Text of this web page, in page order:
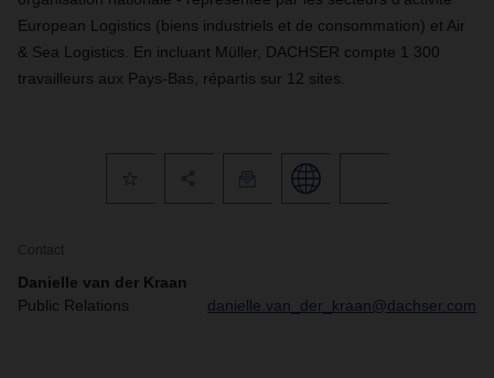
European Logistics (biens industriels et de consommation) et Air
& Sea Logistics. En incluant Müller, DACHSER compte 1 300
travailleurs aux Pays-Bas, répartis sur 12 sites.
Contact
Danielle van der Kraan
Public Relations
danielle.van_der_kraan@dachser.com